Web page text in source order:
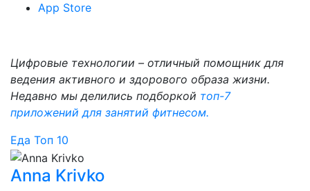
App Store
Цифровые технологии – отличный помощник для
ведения активного и здорового образа жизни.
Недавно мы делились подборкой топ-7
приложений для занятий фитнесом.
Еда Топ 10
Anna Krivko